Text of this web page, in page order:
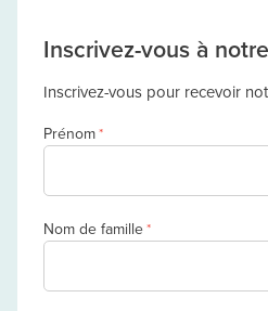
Inscrivez-vous à
Inscrivez-vous pour recevoir
Prénom*
Nom de famille*